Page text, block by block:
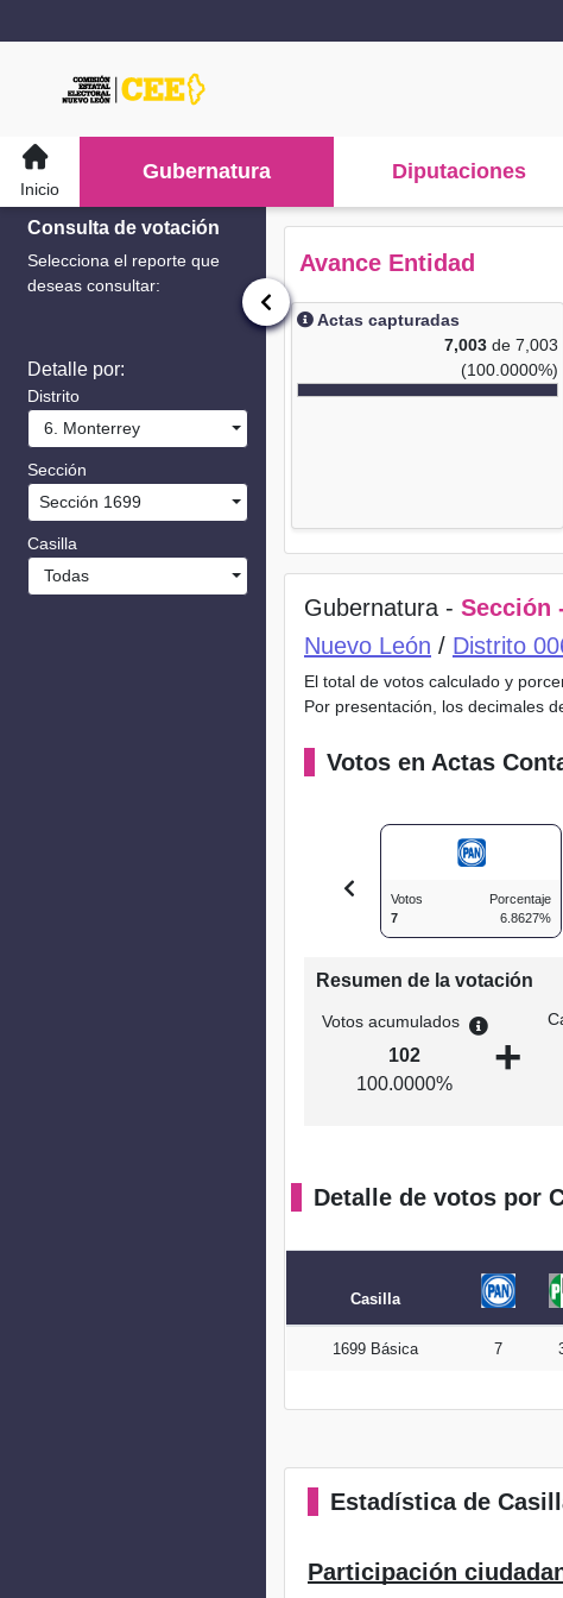
Inicio
Gubernatura Diputaciones
Consulta de votación
Selecciona el reporte que
deseas consultar:
Detalle por:
Distrito
6. Monterrey
Sección
Sección 1699
Casilla
Todas
Avance Entidad
Actas capturadas
7,003 de 7,003
(100.0000%)
Gubernatura - Sección
Nuevo León / Distrito
El total de votos calculado y
Por presentación, los decimales
Votos en Actas
Votos
7
Porcentaje
6.8627%
Resumen de la votación
Votos acumulados
102
100.0000%
+
Detalle de votos por
Casilla
1699 Básica 7
Estadística de
Participación